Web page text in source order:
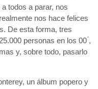
Privacidad
todos a parar, nos
nos hace felices
De esta forma, tres
personas en los 00 ́,
y, sobre todo, pasarlo
un álbum popero y